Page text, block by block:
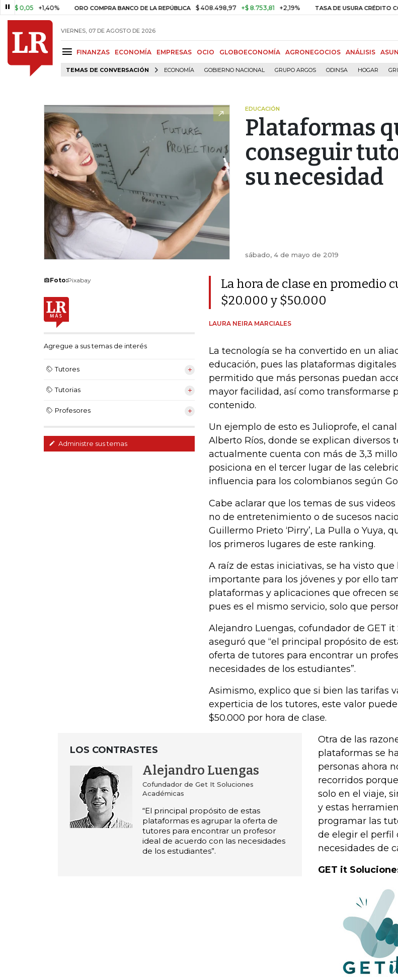
+1,40% ORO COMPRA BANCO DE LA REPÚBLICA $ 408.498,97 +$ 8.753,81 +2,19% TASA DE USURA CRÉDITO
VIERNES, 07 DE AGOSTO DE 2026
FINANZAS ECONOMÍA EMPRESAS OCIO GLOBOECONOMÍA AGRONEGOCIOS ANÁLISIS
TEMAS DE CONVERSACIÓN ECONOMÍA GOBIERNO NACIONAL GRUPO ARGOS ODINSA HOGAR
EDUCACIÓN
Plataformas
conseguir
su necesidad
sábado, 4 de mayo de 2019
Foto:Pixabay
Agregue a sus temas de interés
Tutores
Tutorias
Profesores
Administre sus temas
La hora de clase en promedio
$20.000 y $50.000
LAURA NEIRA MARCIALES
La tecnología se ha convertido en un
educación, pues las plataformas
permitido que más personas puedan
mayor facilidad, así como transformarse
contenido.
Un ejemplo de esto es Julioprofe, el
Alberto Ríos, donde se explican diversos
actualmente cuenta con más de 3,3
posiciona en el tercer lugar de las
influencia para los colombianos según
Cabe aclarar que los temas de sus
no de entretenimiento o de sucesos
Guillermo Prieto ‘Pirry’, La Pulla o Yuya,
los primeros lugares de este ranking.
A raíz de estas iniciativas, se ha visto
importante para los jóvenes y por ello
plataformas y aplicaciones que ofrecen
pues es el mismo servicio, solo que
Alejandro Luengas, cofundador de GET
aseguró que “el principal propósito de
oferta de tutores para encontrar un
necesidades de los estudiantes”.
Asimismo, explico que si bien las tarifas
experticia de los tutores, este valor
$50.000 por hora de clase.
LOS CONTRASTES
Alejandro Luengas
Cofundador de Get It Soluciones
Académicas
“El principal propósito de estas
plataformas es agrupar la oferta de
tutores para encontrar un profesor
ideal de acuerdo con las necesidades
de los estudiantes”.
Otra de las
plataformas se
personas ahora
recorridos
solo en el viaje,
y estas
programar las
de elegir el perfil
necesidades de
GET it